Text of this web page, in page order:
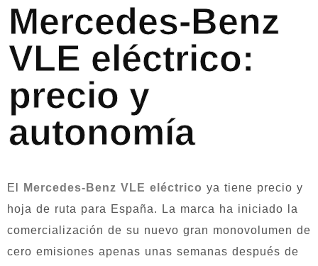
Mercedes-Benz
VLE eléctrico:
precio y
autonomía
El Mercedes-Benz VLE eléctrico ya tiene precio y
hoja de ruta para España. La marca ha iniciado la
comercialización de su nuevo gran monovolumen de
cero emisiones apenas unas semanas después de